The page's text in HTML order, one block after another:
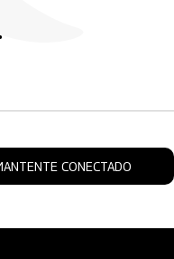
CONECTADO